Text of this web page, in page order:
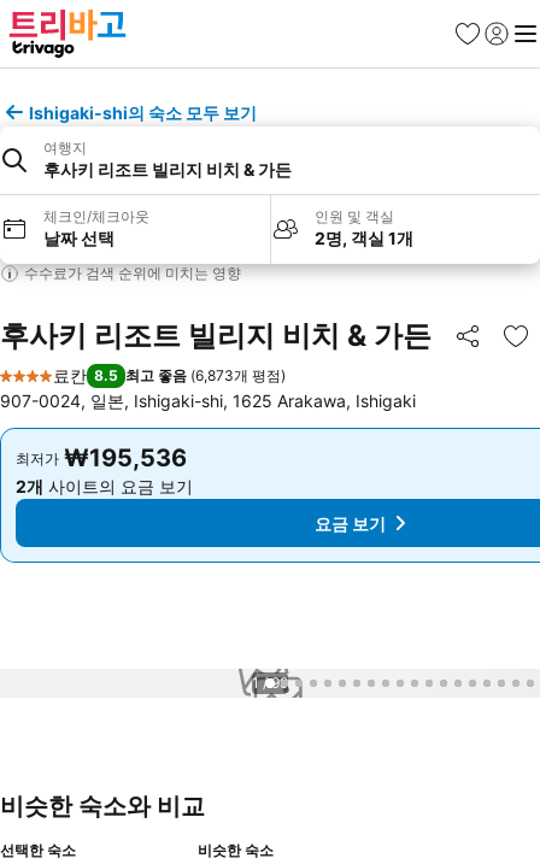
즐겨찾기
로그인
메
Ishigaki-shi의 숙소 모두 보기
여행지
후사키 리조트 빌리지 비치 & 가든
체크인/체크아웃
날짜 선택
인원 및 객실
2명, 객실 1개
수수료가 검색 순위에 미치는 영향
후사키 리조트 빌리지 비치 & 가든 공유
즐
4 성급
료칸 8.5 최고 좋음 (6,873개 평점)
907-0024, 일본, Ishigaki-shi, 1625 Arakawa, Ishigaki
최저가 ₩195,536
2개 사이트의 요금 보기
최저가 ₩195,536
2개 사이트의 요금 보기
요금 보기
1 / 99
비슷한 숙소와 비교
선택한 숙소 비슷한 숙소